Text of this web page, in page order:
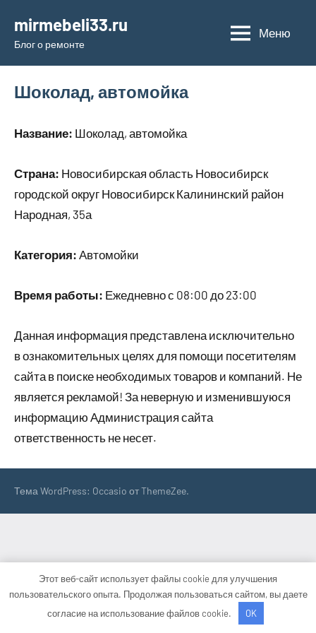
содержимому
mirmebeli33.ru
Блог о ремонте
Меню
Шоколад, автомойка
Название: Шоколад, автомойка
Страна: Новосибирская область Новосибирск
городской округ Новосибирск Калининский район
Народная, 35а
Категория: Автомойки
Время работы: Ежедневно с 08:00 до 23:00
Данная информация представлена исключительно
в ознакомительных целях для помощи посетителям
сайта в поиске необходимых товаров и компаний. Не
является рекламой! За неверную и изменившуюся
информацию Администрация сайта
ответственность не несет.
Тема WordPress: Occasio от ThemeZee.
Этот веб-сайт использует файлы cookie для улучшения
пользовательского опыта. Продолжая пользоваться сайтом, вы даете
согласие на использование файлов cookie.
OK